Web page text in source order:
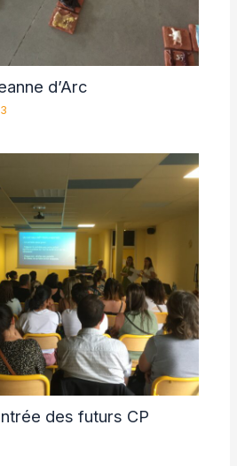
d’Arc
des futurs CP